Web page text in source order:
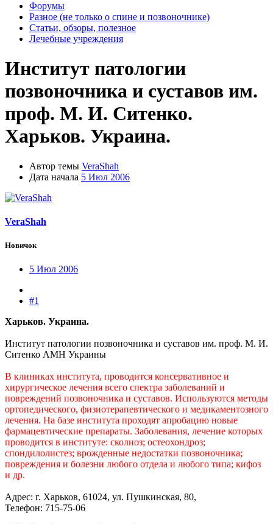
Форумы
Разное (не только о спине и позвоночнике)
Статьи, обзоры, полезное
Лечебные учреждения
Институт патологии
позвоночника и суставов им.
проф. М. И. Ситенко.
Харьков. Украина.
Автор темы VeraShah
Дата начала 5 Июл 2006
VeraShah
Новичок
5 Июл 2006
#1
Харьков. Украина.
Институт патологии позвоночника и суставов им. проф. М. И.
Ситенко АМН Украины
В клиниках института, проводится консервативное и
хирургическое лечения всего спектра заболеваний и
повреждений позвоночника и суставов. Используются методы
ортопедического, физиотерапевтического и медикаментозного
лечения. На базе института проходят апробацию новые
фармацевтические препараты. Заболевания, лечение которых
проводится в институте: сколиоз; остеохондроз;
спондилолистез; врожденные недостатки позвоночника;
повреждения и болезни любого отдела и любого типа; кифоз
и др.
Адрес: г. Харьков, 61024, ул. Пушкинская, 80,
Телефон: 715-75-06